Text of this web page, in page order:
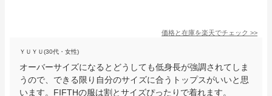
価格と在庫を楽天でチェック >>
ＹＵＹＵ(30代・女性)
オーバーサイズになるとどうしても低身長が強調されてしま
うので、できる限り自分のサイズに合うトップスがいいと思
います。FIFTHの服は割とサイズぴったりで着れます。